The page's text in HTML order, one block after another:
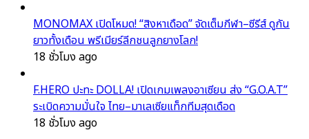
MONOMAX เปิดโหมด! “สิงหาเดือด” จัดเต็มกีฬา–ซีรีส์ ดูกัน
ยาวทั้งเดือน พรีเมียร์ลีกชนลูกยางโลก!
18 ชั่วโมง ago
F.HERO ปะทะ DOLLA! เปิดเกมเพลงอาเซียน ส่ง “G.O.A.T”
ระเบิดความมั่นใจ ไทย–มาเลเซียแท็กทีมสุดเดือด
18 ชั่วโมง ago